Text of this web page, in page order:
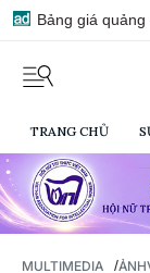
Bảng giá quảng
TRANG CHỦ
MULTIMEDIA /ẢNH